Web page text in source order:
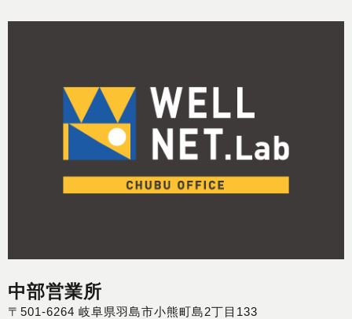
中部営業所
〒501-6264 岐阜県羽島市小熊町島2丁目133